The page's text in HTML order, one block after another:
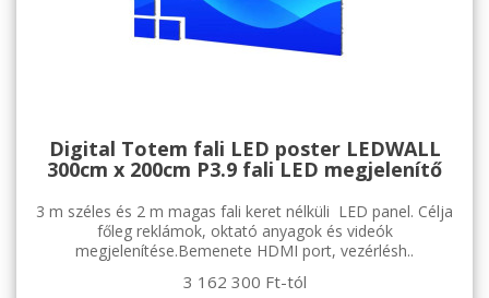
Digital Totem fali LED poster LEDWALL
300cm x 200cm P3.9 fali LED megjelenítő
3 m széles és 2 m magas fali keret nélküli LED panel. Célja
főleg reklámok, oktató anyagok és videók
megjelenítése.Bemenete HDMI port, vezérlésh..
3 162 300 Ft-tól